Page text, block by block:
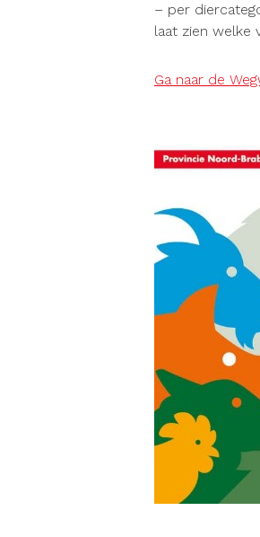
– per
laat zien welke
Ga naar de